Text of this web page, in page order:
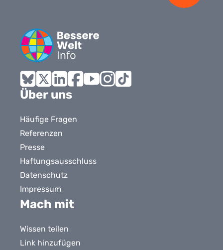
Bluesky
X LinkedInFacebook
Über uns
Häufige Fragen
Referenzen
Presse
Haftungsausschluss
Datenschutz
Impressum
Mach mit
Wissen teilen
Link hinzufügen